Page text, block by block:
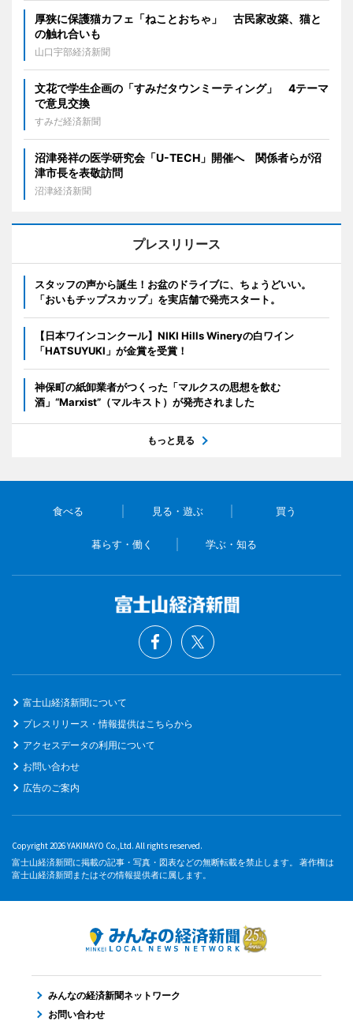
厚狭に保護猫カフェ「ねことおちゃ」 古民家改築、猫と
の触れ合いも
山口宇部経済新聞
文花で学生企画の「すみだタウンミーティング」 4テーマ
で意見交換
すみだ経済新聞
沼津発祥の医学研究会「U-TECH」開催へ 関係者らが沼
津市長を表敬訪問
沼津経済新聞
プレスリリース
スタッフの声から誕生！お盆のドライブに、ちょうどいい。
「おいもチップスカップ」を実店舗で発売スタート。
【日本ワインコンクール】NIKI Hills Wineryの白ワイン
「HATSUYUKI」が金賞を受賞！
神保町の紙卸業者がつくった「マルクスの思想を飲む
酒」“Marxist”（マルキスト）が発売されました
もっと見る
食べる 見る・遊ぶ 買う
暮らす・働く 学ぶ・知る
富士山経済新聞について
プレスリリース・情報提供はこちらから
アクセスデータの利用について
お問い合わせ
広告のご案内
Copyright 2026 YAKIMAYO Co.,Ltd. All rights reserved.
富士山経済新聞に掲載の記事・写真・図表などの無断転載を禁止します。 著作権は
富士山経済新聞またはその情報提供者に属します。
みんなの経済新聞ネットワーク
お問い合わせ